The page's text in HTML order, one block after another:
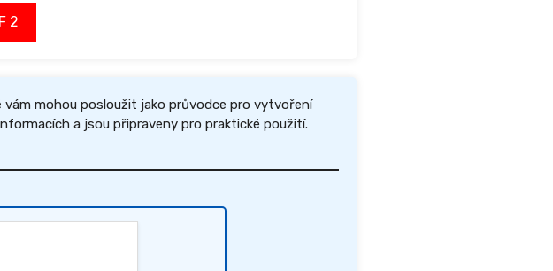
2
vám mohou posloužit jako průvodce pro vytvoření
a jsou připraveny pro praktické použití.